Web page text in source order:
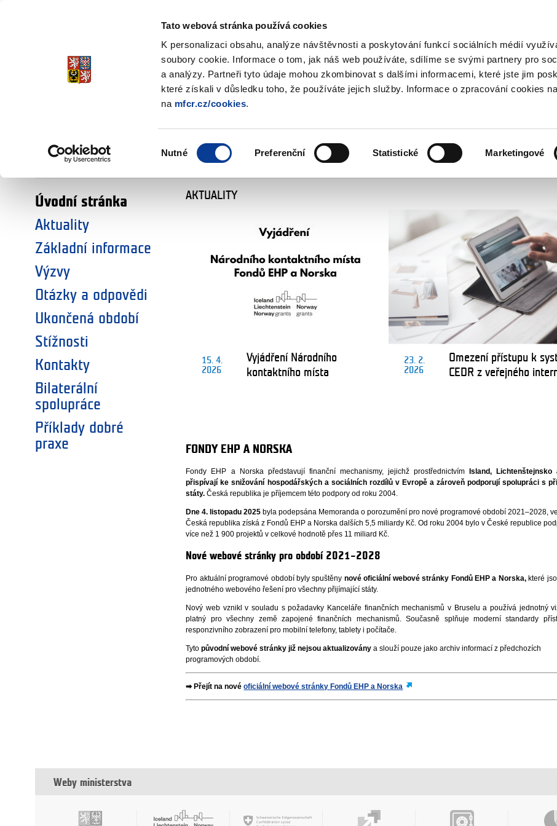
Tato webová stránka používá cookies
K personalizaci obsahu, analýze návštěvnosti a poskytování funkcí sociálních médií
soubory cookie. Informace o tom, jak náš web používáte, sdílíme se svými partnery pro
a analýzy. Partneři tyto údaje mohou zkombinovat s dalšími informacemi, které jste jim
které získali v důsledku toho, že používáte jejich služby. Informace o zpracování cookies
na mfcr.cz/cookies.
souhlasu
Nutné Preferenční Statistické Marketingové
Fondy EHP a Norska
ZVOLTE SI OBLAST:
SOCIÁLNÍ DIALOG ŽIVOTNÍ PROSTŘEDÍ LIDSKÁ PRÁVA SPRAVEDLNOST
Úvodní stránka
Aktuality
Základní informace
Výzvy
Otázky a odpovědi
Ukončená období
Stížnosti
Kontakty
Bilaterální
spolupráce
Příklady dobré
praxe
AKTUALITY
15. 4.
2026
Vyjádření Národního
kontaktního místa
23. 2.
2026
Omezení přístupu k
CEDR z veřejného
FONDY EHP A NORSKA
Fondy EHP a Norska představují finanční mechanismy, jejichž prostřednictvímIsland, Lichtenštejnsko
přispívají ke snižování hospodářských a sociálních rozdílů v Evropě a zároveň podporují spolupráci s
státy. Česká republika je příjemcem této podpory od roku 2004.
Dne 4. listopadu 2025 byla podepsána Memoranda o porozumění pro nové programové období 2021–2028,
Česká republika získá z Fondů EHP a Norska dalších 5,5 miliardy Kč. Od roku 2004 bylo v České republice
více než 1 900 projektů v celkové hodnotě přes 11 miliard Kč.
Nové webové stránky pro období 2021–2028
Pro aktuální programové období byly spuštěny nové oficiální webové stránky Fondů EHP a Norska,které
jednotného webového řešení pro všechny přijímající státy.
Nový web vznikl v souladu s požadavky Kanceláře finančních mechanismů v Bruselu a používá jednotný
platný pro všechny země zapojené finančních mechanismů. Současně splňuje moderní standardy
responzivního zobrazení pro mobilní telefony, tablety i počítače.
Tytopůvodní webové stránky již nejsou aktualizovány a slouží pouze jako archiv informací z předchozích
programových období.
➡ Přejít na novéoficiální webové stránky Fondů EHP a Norska
Weby ministerstva